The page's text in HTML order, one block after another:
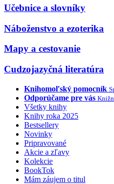
Učebnice a slovníky
Náboženstvo a ezoterika
Mapy a cestovanie
Cudzojazyčná literatúra
Knihomoľský pomocník
Odporúčame pre vás
Všetky knihy
Knihy roka 2025
Bestsellery
Novinky
Pripravované
Akcie a zľavy
Kolekcie
BookTok
Mám záujem o titul